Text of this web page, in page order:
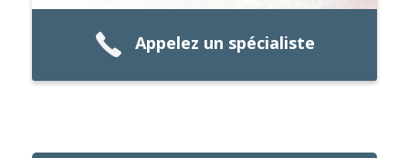
Appelez un spécialiste